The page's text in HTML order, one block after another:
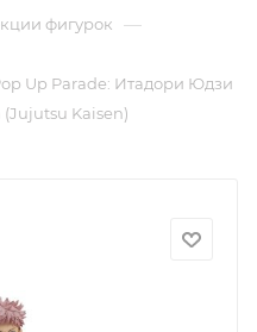
фигурок —
Up Parade: Итадори Юдзи
Kaisen)